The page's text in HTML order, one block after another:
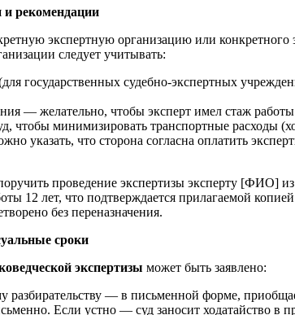
и рекомендации
экспертную организацию или
следует учитывать:
государственных судебно-экспертных
— желательно, чтобы эксперт имел стаж работы
чтобы минимизировать транспортные расходы
указать, что сторона согласна оплатить
проведение экспертизы эксперту [ФИО]
12 лет, что подтверждается прилагаемой
без переназначения.
сроки
экспертизы может быть заявлено:
разбирательству — в письменной форме,
Если устно — суд заносит ходатайство в